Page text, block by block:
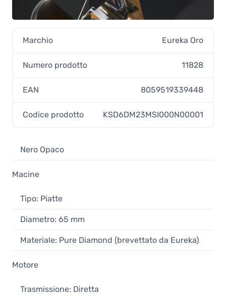
Marchio Eureka Oro
Numero prodotto 11828
EAN 8059519339448
Codice prodotto KSD6DM23MSI000N00001
Nero Opaco
Macine
Tipo: Piatte
Diametro: 65 mm
Materiale: Pure Diamond (brevettato da Eureka)
Motore
Trasmissione: Diretta